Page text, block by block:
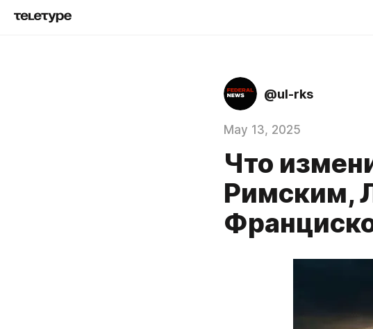
@ul-rks
May 13, 2025
Что
Римским,